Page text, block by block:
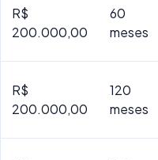
R$
200.000,00
60
meses
R$
200.000,00
120
meses